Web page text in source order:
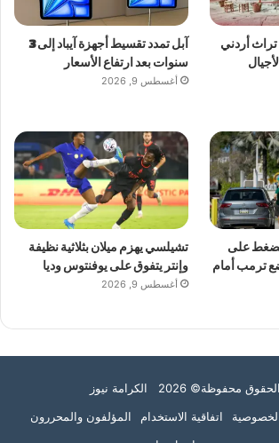
أردني
آبل تمدد تقسيط أجهزة آيباد إلى 3
سنوات بعد ارتفاع الأسعار
أغسطس 9, 2026
يضغط على
ترمب أمام
تشيلسي يهزم ميلان بثلاثية نظيفة
وإنتر يتفوق على يوفنتوس وديا
أغسطس 9, 2026
محفوظة© 2026 الكرامة نيوز
اتفاقية الاستخدام
المؤلفون والمحررون